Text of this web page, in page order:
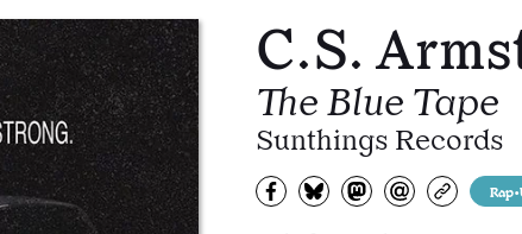
C.S.
The Blue Tape
Sunthings Records
Partagez sur Facebook
Partager sur Bluesky
Partager sur
Partagez par
Copiez